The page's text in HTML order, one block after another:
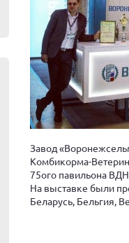
Завод
Комбикорма-
75ого павильона
На выставке были
Беларусь, Бельгия,